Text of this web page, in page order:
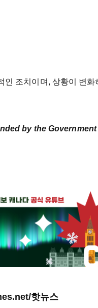
인 조치이며, 상황이 변
by the
핫뉴스